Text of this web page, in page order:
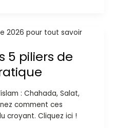
5 piliers de
: Chahada, Salat,
comment ces
croyant. Cliquez ici !